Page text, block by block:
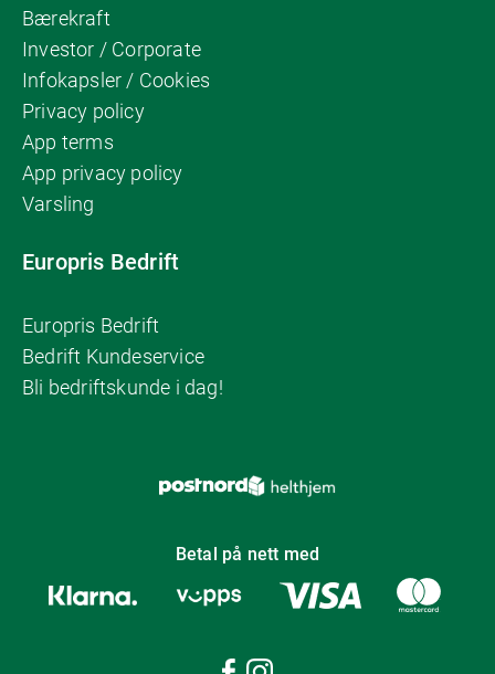
Bærekraft
Investor / Corporate
Infokapsler / Cookies
Privacy policy
App terms
App privacy policy
Varsling
Europris Bedrift
Europris Bedrift
Bedrift Kundeservice
Bli bedriftskunde i dag!
Betal på nett med